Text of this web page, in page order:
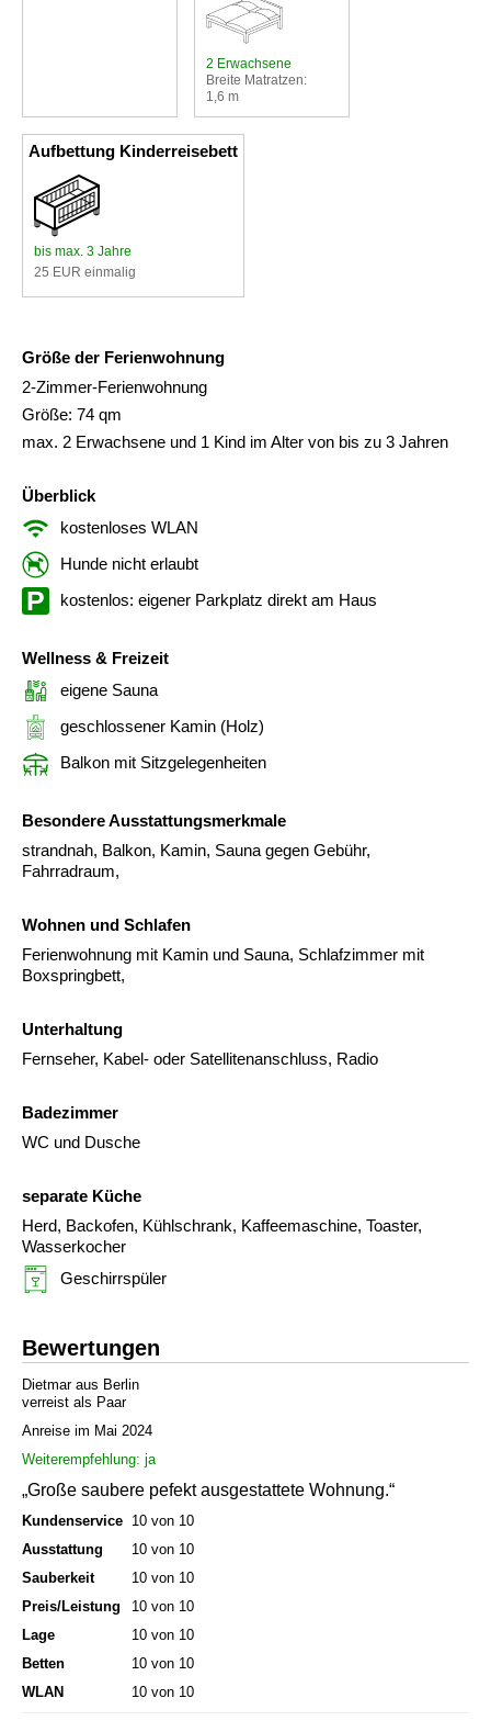
2 Erwachsene
Breite Matratzen:
1,6 m
Aufbettung Kinderreisebett
bis max. 3 Jahre
25 EUR einmalig
Größe der Ferienwohnung
2-Zimmer-Ferienwohnung
Größe: 74 qm
max. 2 Erwachsene und 1 Kind im Alter von bis zu 3 Jahren
Überblick
kostenloses WLAN
Hunde nicht erlaubt
kostenlos: eigener Parkplatz direkt am Haus
Wellness & Freizeit
eigene Sauna
geschlossener Kamin (Holz)
Balkon mit Sitzgelegenheiten
Besondere Ausstattungsmerkmale
strandnah, Balkon, Kamin, Sauna gegen Gebühr,
Fahrradraum,
Wohnen und Schlafen
Ferienwohnung mit Kamin und Sauna, Schlafzimmer mit
Boxspringbett,
Unterhaltung
Fernseher, Kabel- oder Satellitenanschluss, Radio
Badezimmer
WC und Dusche
separate Küche
Herd, Backofen, Kühlschrank, Kaffeemaschine, Toaster,
Wasserkocher
Geschirrspüler
Bewertungen
Dietmar aus Berlin
verreist als Paar
Anreise im Mai 2024
Weiterempfehlung: ja
„Große saubere pefekt ausgestattete Wohnung.“
Kundenservice 10 von 10
Ausstattung
10 von 10
Sauberkeit
10 von 10
Preis/Leistung
10 von 10
Lage
10 von 10
Betten
10 von 10
WLAN
10 von 10